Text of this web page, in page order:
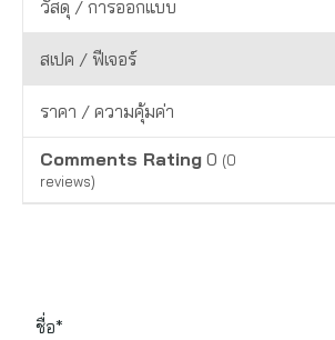
วัสดุ / การออกแบบ
สเปค / ฟีเจอร์
ราคา / ความคุ้มค่า
Comments Rating 0 (0
reviews)
ชื่อ*